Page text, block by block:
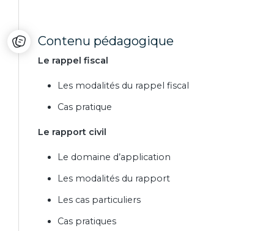
Contenu pédagogique
Le rappel fiscal
Les modalités du rappel fiscal
Cas pratique
Le rapport civil
Le domaine d’application
Les modalités du rapport
Les cas particuliers
Cas pratiques